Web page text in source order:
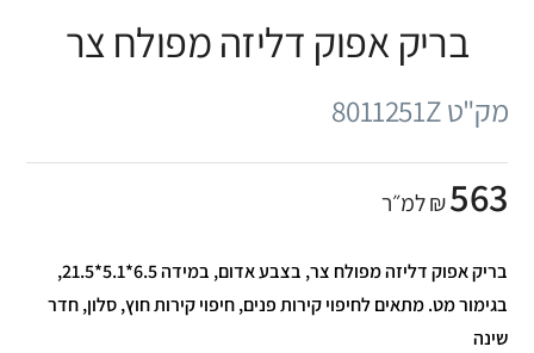
בריק אפוק דליזה מפולח צר
מק"ט 8011251Z
563₪ למ״ר
בריק אפוק דליזה מפולח צר, בצבע אדום, במידה 6.5*5.1*21.5,
בגימור מט. מתאים לחיפוי קירות פנים, חיפוי קירות חוץ, סלון, חדר
שינה